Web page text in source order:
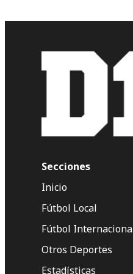
Secciones
Inicio
Fútbol Local
Fútbol
Otros Deportes
Estadísticas